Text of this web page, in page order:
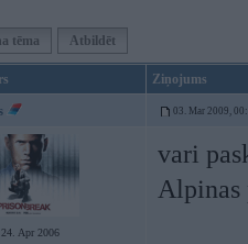
tēma Atbildēt
Ziņojums
03. Mar 2009,
24. Apr 2006
vari
Alpinas